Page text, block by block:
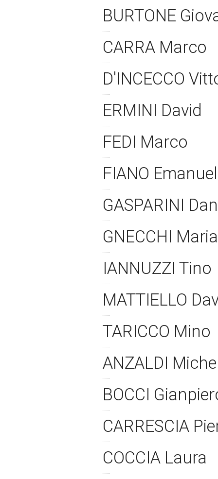
BURTONE
CARRA Marco
D'INCECCO
ERMINI David
FEDI Marco
FIANO
GASPARINI
GNECCHI
IANNUZZI Tino
MATTIELLO
TARICCO Mino
ANZALDI
BOCCI
CARRESCIA
COCCIA Laura